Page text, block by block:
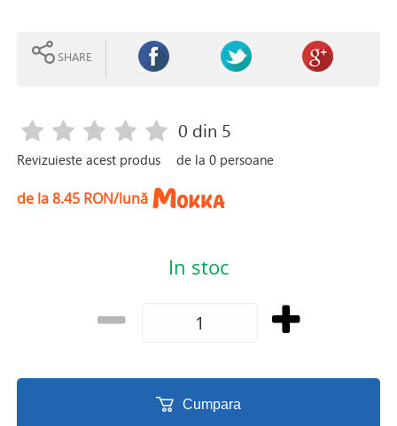
SHARE
Revizuieste acest produs
0 din 5
de la0 persoane
de la 8.45 RON/lună
In stoc
Cumpara